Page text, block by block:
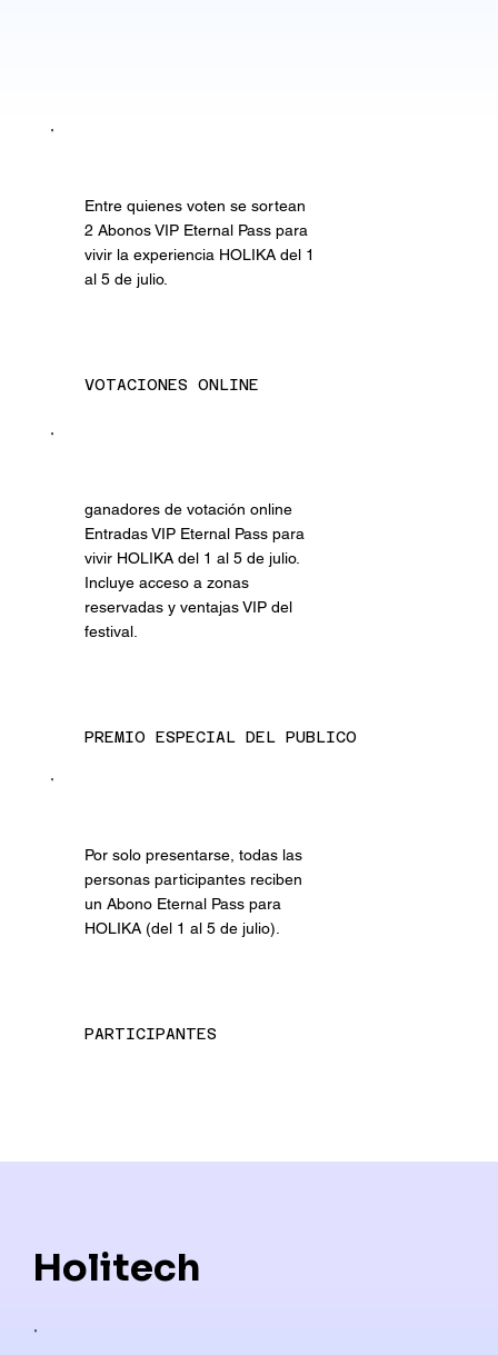
Entre quienes voten se sortean
2 Abonos VIP Eternal Pass para
vivir la experiencia HOLIKA del 1
al 5 de julio.
VOTACIONES ONLINE
ganadores de votación online
Entradas VIP Eternal Pass para
vivir HOLIKA del 1 al 5 de julio.
Incluye acceso a zonas
reservadas y ventajas VIP del
festival.
PREMIO ESPECIAL DEL PUBLICO
Por solo presentarse, todas las
personas participantes reciben
un Abono Eternal Pass para
HOLIKA (del 1 al 5 de julio).
PARTICIPANTES
Holitech